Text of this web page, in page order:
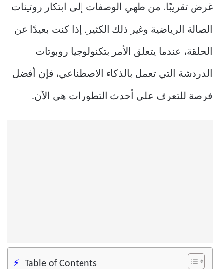
غرض تقريبًا، من طهي الوصفات إلى ابتكار روتينات
الصالة الرياضية وغير ذلك الكثير. إذا كنت بعيدًا عن
الحلقة، عندما يتعلق الأمر بتكنولوجيا روبوتات
الدردشة التي تعمل بالذكاء الاصطناعي، فإن أفضل
فرصة للتعرف على أحدث التطورات هي الآن.
Table of Contents